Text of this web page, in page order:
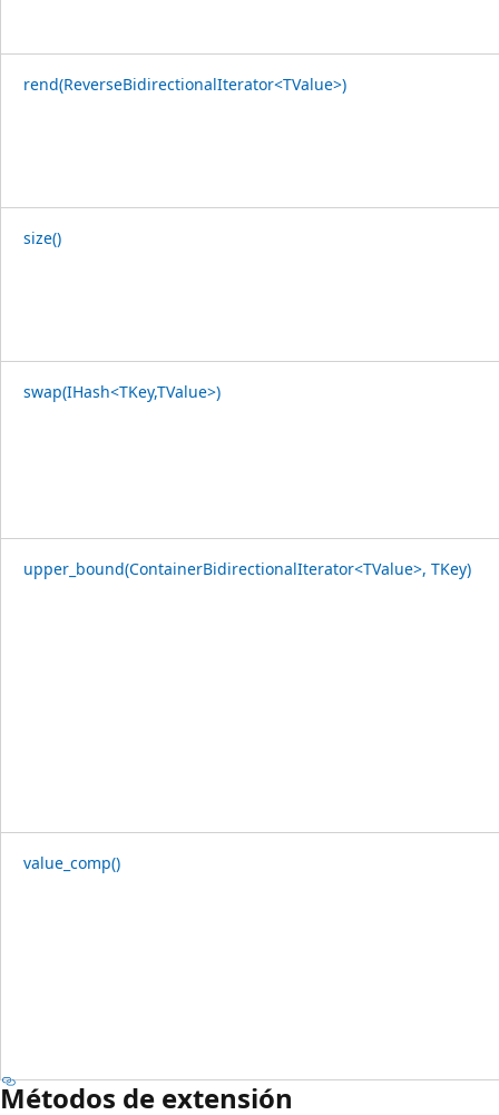
rend(ReverseBidirectionalIterator<TValue>)
size()
swap(IHash<TKey,TValue>)
upper_bound(ContainerBidirectionalIterator<TValue>, TKey)
value_comp()
Métodos de extensión